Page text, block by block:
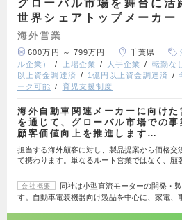
グローバル市場を舞台に活
世界シェアトップメーカー
海外営業
600万円 ～ 799万円 千葉県
ル企業）
上場企業 大手企業 転勤な
以上資金調達済
1億円以上資金調達済
ーク可能
育児支援制度
海外自動車関連メーカーに向けた
を通じて、グローバル市場での事
顧客価値向上を推進します…
担当する海外顧客に対し、製品提案から価格交
て携わります。単なるルート営業ではなく、顧
会社概要
同社は小型直流モーターの開発・
す。自動車電装機器向け製品を中心に、家電、